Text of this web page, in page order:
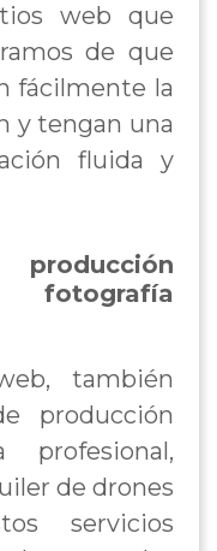
web que
de que
fácilmente la
y tengan una
fluida y
también
producción
profesional,
de drones
servicios